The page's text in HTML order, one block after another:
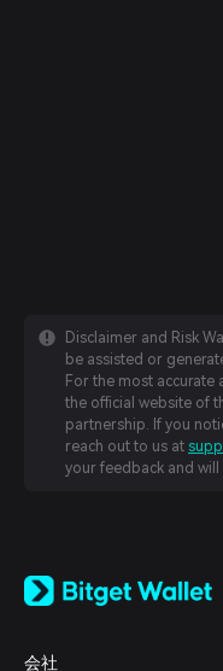
Disclaimer and Risk
be assisted or
For the most
the official website of
partnership. If you
reach out to us at
your feedback and
日本語
Español (Latinoamérica)
会社